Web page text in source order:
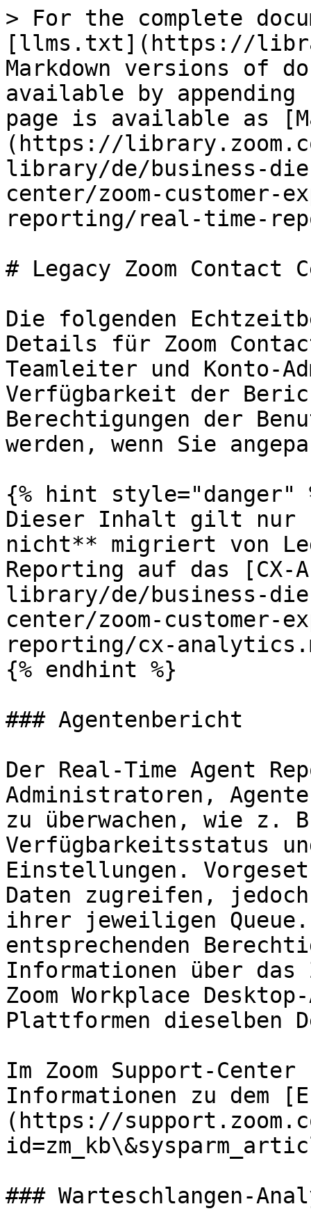
> For the complete
[llms.txt](https://
Markdown versions of
available by
page is available as
(https://
library/de/business-
center/zoom-customer-
reporting/real-time-
# Legacy Zoom
Die folgenden
Details für Zoom
Teamleiter und Konto-
Verfügbarkeit der
Berechtigungen der
werden, wenn Sie
{% hint style="danger"
Dieser Inhalt gilt nur
nicht** migriert von
Reporting auf das
library/de/business-
center/zoom-customer-
reporting/cx-
{% endhint %}
### Agentenbericht
Der Real-Time Agent
Administratoren,
zu überwachen, wie z.
Verfügbarkeitsstatus
Einstellungen.
Daten zugreifen,
ihrer jeweiligen Queue.
entsprechenden
Informationen über das
Zoom Workplace
Plattformen
Im Zoom Support-
Informationen zu dem
(https://
### Warteschlangen-